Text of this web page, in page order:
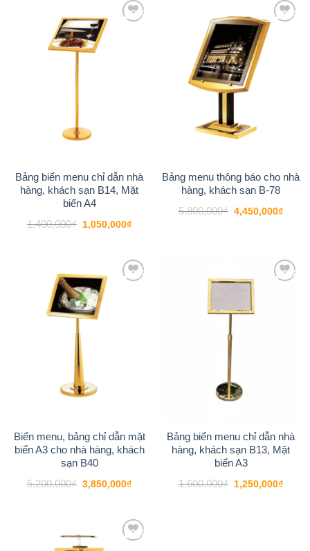
-25%
Bảng biển menu chỉ dẫn nhà
hàng, khách sạn B14, Mặt
biển A4
1,400,000₫
Giá
gốc
1,050,000₫Giá
1,050,000₫.
-23%
Add to
wishlist
Bảng menu thông báo cho nhà
hàng, khách sạn B-78
5,800,000₫ Giá
gốc
4,450,000₫Giá
-26%
Biển menu, bảng chỉ dẫn mặt
biển A3 cho nhà hàng, khách
sạn B40
5,200,000₫ Giá
gốc
3,850,000₫Giá
3,850,000₫.
-22%
Bảng biển menu chỉ dẫn nhà
hàng, khách sạn B13, Mặt
biển A3
1,600,000₫
Giá
gốc
1,250,000₫Giá
-20%